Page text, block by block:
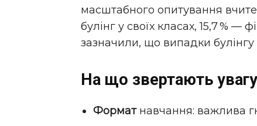
масштабного опитування
булінг у своїх класах, 15,7 % —
зазначили, що випадки
На що звертають
Форматнавчання: важлива